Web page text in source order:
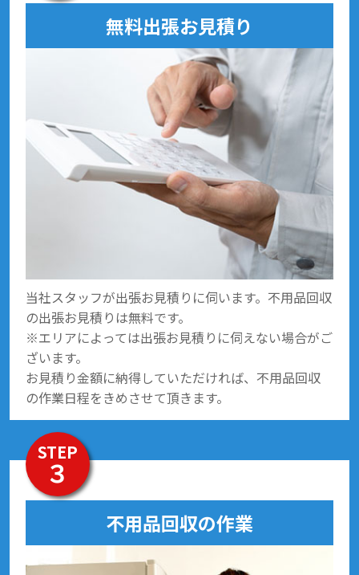
無料出張お見積り
当社スタッフが出張お見積りに伺います。不用品回収
の出張お見積りは無料です。
※エリアによっては出張お見積りに伺えない場合がご
ざいます。
お見積り金額に納得していただければ、不用品回収
の作業日程をきめさせて頂きます。
STEP
３
不用品回収の作業